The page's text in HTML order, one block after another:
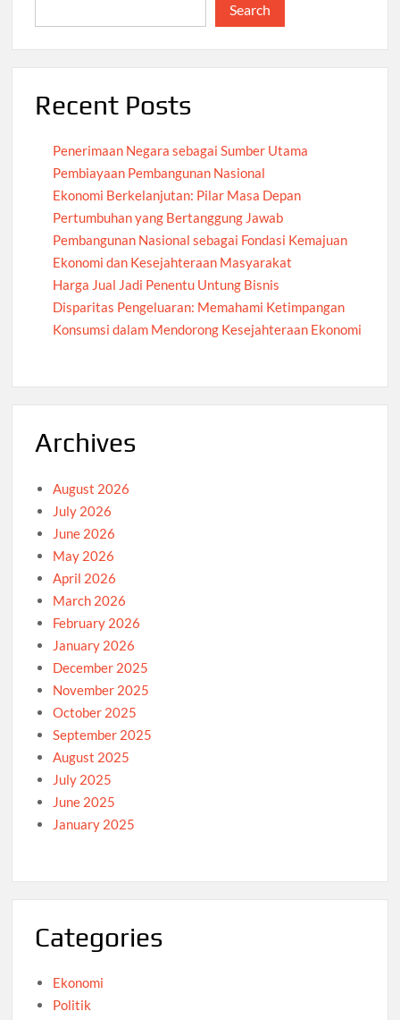
Search
Recent Posts
Penerimaan Negara sebagai Sumber Utama
Pembiayaan Pembangunan Nasional
Ekonomi Berkelanjutan: Pilar Masa Depan
Pertumbuhan yang Bertanggung Jawab
Pembangunan Nasional sebagai Fondasi Kemajuan
Ekonomi dan Kesejahteraan Masyarakat
Harga Jual Jadi Penentu Untung Bisnis
Disparitas Pengeluaran: Memahami Ketimpangan
Konsumsi dalam Mendorong Kesejahteraan Ekonomi
Archives
August 2026
July 2026
June 2026
May 2026
April 2026
March 2026
February 2026
January 2026
December 2025
November 2025
October 2025
September 2025
August 2025
July 2025
June 2025
January 2025
Categories
Ekonomi
Politik